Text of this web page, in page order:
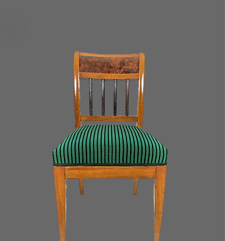
und Füße sind aus Nussbaum,
allseitig reich beschnitzt mit
Akanthusblättern und Voluten.
Mittig der Lehne Intarsien mit
Rautenmuster. Die Füße wurden mit
einem Kreuzsteg verbunden, der von
einem Pinienzapfen gekrönt wird.
Die Stühle sind restauriert und neu